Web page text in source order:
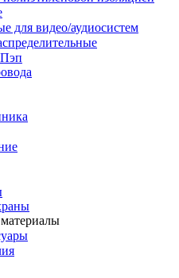
для видео/аудиосистем